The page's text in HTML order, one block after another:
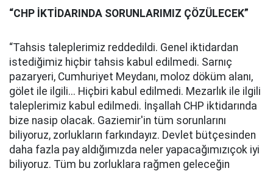
“CHP İKTİDARINDA SORUNLARIMIZ ÇÖZÜLECEK”
“Tahsis taleplerimiz reddedildi. Genel iktidardan
istediğimiz hiçbir tahsis kabul edilmedi. Sarnıç
pazaryeri, Cumhuriyet Meydanı, moloz döküm alanı,
gölet ile ilgili... Hiçbiri kabul edilmedi. Mezarlık ile ilgili
taleplerimiz kabul edilmedi. İnşallah CHP iktidarında
bize nasip olacak. Gaziemir'in tüm sorunlarını
biliyoruz, zorlukların farkındayız. Devlet bütçesinden
daha fazla pay aldığımızda neler yapacağımızıçok iyi
biliyoruz. Tüm bu zorluklara rağmen geleceğin